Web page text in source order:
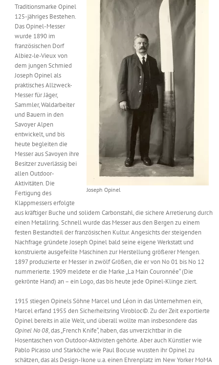
Messen & Events
Unternehmen
Interviews
Wissen
Product Guide
Jobshop
Suche
nach:
Joseph Opinel
Traditionsmarke Opinel
125-jähriges Bestehen.
Das Opinel-Messer
wurde 1890 im
französischen Dorf
Albiez‐le‐Vieux von
dem jungen Schmied
Joseph Opinel als
praktisches Allzweck-
Messer für Jäger,
Sammler, Waldarbeiter
und Bauern in den
Savoyer Alpen
entwickelt, und bis
heute begleiten die
Messer aus Savoyen ihre
Besitzer zuverlässig bei
allen Outdoor‐
Aktivitäten. Die
Fertigung des
Klappmessers erfolgte
aus kräftiger Buche und solidem Carbonstahl, die sichere Arretierung durch
einen Metallring. Schnell wurde das Messer aus den Bergen zu einem
festen Bestandteil der französischen Kultur. Angesichts der steigenden
Nachfrage gründete Joseph Opinel bald seine eigene Werkstatt und
konstruierte ausgefeilte Maschinen zur Herstellung größerer Mengen.
1897 produzierte er Messer in zwölf Größen, die er von No 01 bis No 12
nummerierte. 1909 meldete er die Marke „La Main Couronnée“ (Die
gekrönte Hand) an – ein Logo, das bis heute jede Opinel‐Klinge ziert.
1915 stiegen Opinels Söhne Marcel und Léon in das Unternehmen ein,
Marcel erfand 1955 den Sicherheitsring Virobloc©. Zu der Zeit exportierte
Opinel bereits in alle Welt, und überall wollte man insbesondere das
Opinel No 08, das „French Knife“, haben, das unverzichtbar in die
Hosentaschen von Outdoor‐Aktivisten gehörte. Aber auch Künstler wie
Pablo Picasso und Starköche wie Paul Bocuse wussten ihr Opinel zu
schätzen, das als Design-Ikone u.a. einen Ehrenplatz im New Yorker MoMA